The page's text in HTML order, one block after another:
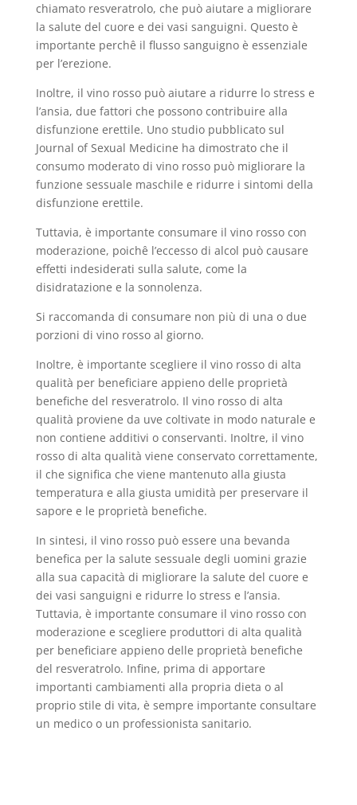
chiamato resveratrolo, che può aiutare a migliorare
la salute del cuore e dei vasi sanguigni. Questo è
importante perchê il flusso sanguigno è essenziale
per l’erezione.
Inoltre, il vino rosso può aiutare a ridurre lo stress e
l’ansia, due fattori che possono contribuire alla
disfunzione erettile. Uno studio pubblicato sul
Journal of Sexual Medicine ha dimostrato che il
consumo moderato di vino rosso può migliorare la
funzione sessuale maschile e ridurre i sintomi della
disfunzione erettile.
Tuttavia, è importante consumare il vino rosso con
moderazione, poichê l’eccesso di alcol può causare
effetti indesiderati sulla salute, come la
disidratazione e la sonnolenza.
Si raccomanda di consumare non più di una o due
porzioni di vino rosso al giorno.
Inoltre, è importante scegliere il vino rosso di alta
qualità per beneficiare appieno delle proprietà
benefiche del resveratrolo. Il vino rosso di alta
qualità proviene da uve coltivate in modo naturale e
non contiene additivi o conservanti. Inoltre, il vino
rosso di alta qualità viene conservato correttamente,
il che significa che viene mantenuto alla giusta
temperatura e alla giusta umidità per preservare il
sapore e le proprietà benefiche.
In sintesi, il vino rosso può essere una bevanda
benefica per la salute sessuale degli uomini grazie
alla sua capacità di migliorare la salute del cuore e
dei vasi sanguigni e ridurre lo stress e l’ansia.
Tuttavia, è importante consumare il vino rosso con
moderazione e scegliere produttori di alta qualità
per beneficiare appieno delle proprietà benefiche
del resveratrolo. Infine, prima di apportare
importanti cambiamenti alla propria dieta o al
proprio stile di vita, è sempre importante consultare
un medico o un professionista sanitario.